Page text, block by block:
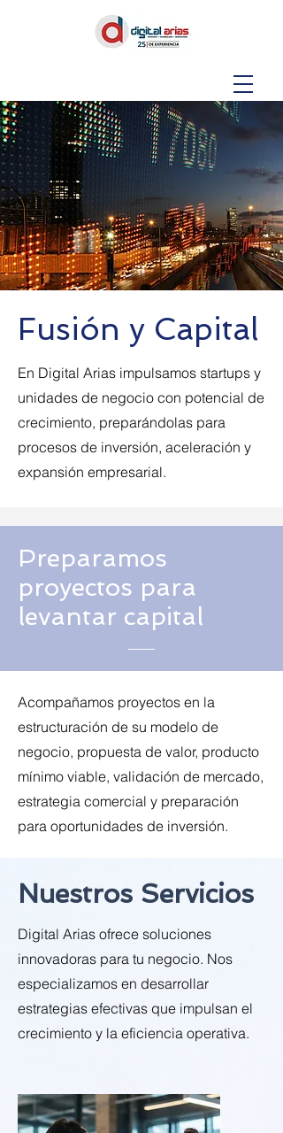
Fusión y Capital
En Digital Arias impulsamos startups y
unidades de negocio con potencial de
crecimiento, preparándolas para
procesos de inversión, aceleración y
expansión empresarial.
Preparamos
proyectos para
levantar capital
Acompañamos proyectos en la
estructuración de su modelo de
negocio, propuesta de valor, producto
mínimo viable, validación de mercado,
estrategia comercial y preparación
para oportunidades de inversión.
Nuestros Servicios
Digital Arias ofrece soluciones
innovadoras para tu negocio. Nos
especializamos en desarrollar
estrategias efectivas que impulsan el
crecimiento y la eficiencia operativa.